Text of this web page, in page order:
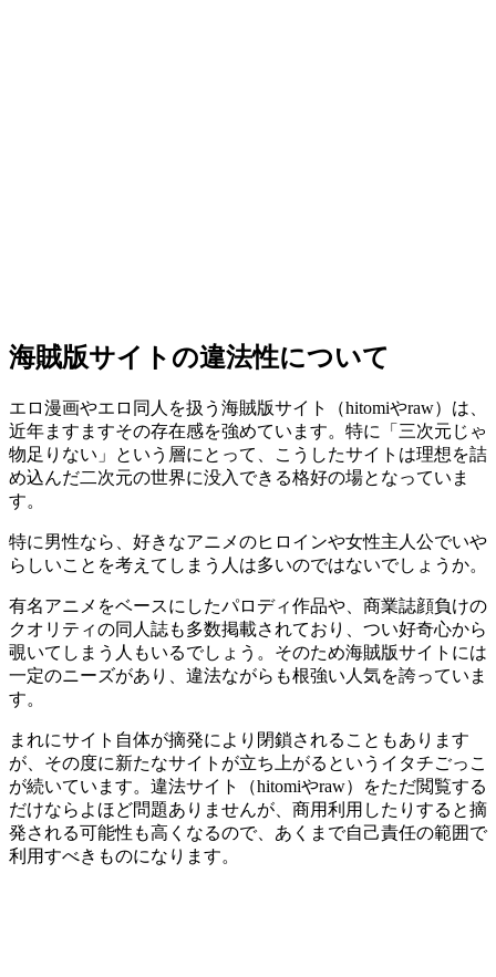
海賊版サイトの違法性について
エロ漫画やエロ同人を扱う海賊版サイト（hitomiやraw）は、
近年ますますその存在感を強めています。特に「三次元じゃ
物足りない」という層にとって、こうしたサイトは理想を詰
め込んだ二次元の世界に没入できる格好の場となっていま
す。
特に男性なら、好きなアニメのヒロインや女性主人公でいや
らしいことを考えてしまう人は多いのではないでしょうか。
有名アニメをベースにしたパロディ作品や、商業誌顔負けの
クオリティの同人誌も多数掲載されており、つい好奇心から
覗いてしまう人もいるでしょう。そのため海賊版サイトには
一定のニーズがあり、違法ながらも根強い人気を誇っていま
す。
まれにサイト自体が摘発により閉鎖されることもあります
が、その度に新たなサイトが立ち上がるというイタチごっこ
が続いています。違法サイト（hitomiやraw）をただ閲覧する
だけならよほど問題ありませんが、商用利用したりすると摘
発される可能性も高くなるので、あくまで自己責任の範囲で
利用すべきものになります。